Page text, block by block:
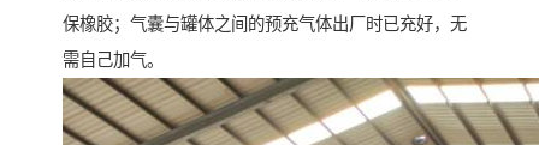
保橡胶；气囊与罐体之间的预充气体出厂时已充好，无
需自己加气。